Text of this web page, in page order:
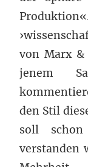
von Marx
jenem
den Stil
soll
verstanden